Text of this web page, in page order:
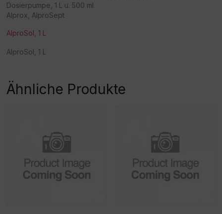
Dosierpumpe, 1 L u. 500 ml
Alprox, AlproSept
AlproSol, 1 L
AlproSol, 1 L
Ähnliche Produkte